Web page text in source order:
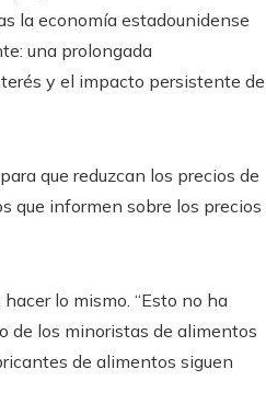
la economía estadounidense
una prolongada
y el impacto persistente de
que reduzcan los precios de
que informen sobre los precios
lo mismo. “Esto no ha
de los minoristas de alimentos
de alimentos siguen